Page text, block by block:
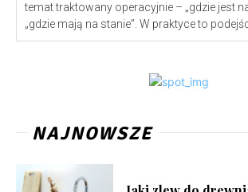
temat traktowany operacyjnie – „gdzie jest
„gdzie mają na stanie”. W praktyce to
NAJNOWSZE